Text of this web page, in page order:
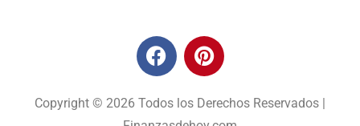
Copyright © 2026 Todos los Derechos Reservados |